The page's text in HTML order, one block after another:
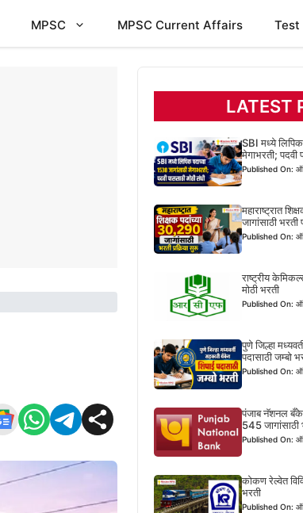
MPSC MPSC Current Affairs Test
LATEST
SBI मध्ये लिपिक
मेगाभरती; पदवी
Published On:
महाराष्ट्रात
जागांसाठी
Published On:
राष्ट्रीय
मोठी भरती
Published On:
पुणे जिल्हा
पदासाठी जम्बो
Published On:
पंजाब नॅशनल
545 जागांसाठी
Published On:
कोकण रेल्वेत
भरती
Published On: